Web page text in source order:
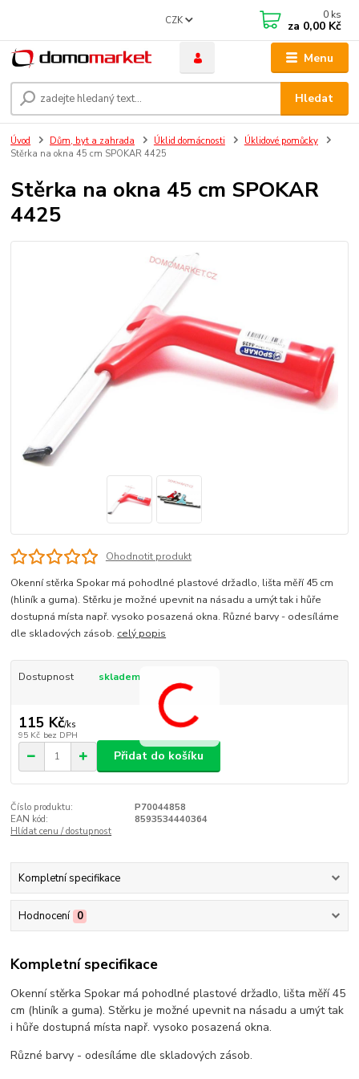
Menu
CZK
Hledat
0 ks
za 0,00 Kč
Úvod Dům, byt a zahrada Úklid domácnosti
Úklidové pomůcky
Stěrka na okna 45 cm SPOKAR 4425
Stěrka na okna 45 cm SPOKAR
4425
Ohodnotit produkt
Okenní stěrka Spokar má pohodlné plastové držadlo, lišta měří 45 cm
(hliník a guma). Stěrku je možné upevnit na násadu a umýt tak i hůře
dostupná místa např. vysoko posazená okna. Různé barvy - odesíláme
dle skladových zásob. celý popis
Dostupnost skladem
115 Kč/ks
95 Kč bez DPH
Přidat do košíku
Číslo produktu:
P70044858
EAN kód:
8593534440364
Hlídat cenu / dostupnost
Kompletní specifikace
Hodnocení 0
Kompletní specifikace
Okenní stěrka Spokar má pohodlné plastové držadlo, lišta měří 45
cm (hliník a guma). Stěrku je možné upevnit na násadu a umýt tak
i hůře dostupná místa např. vysoko posazená okna.
Různé barvy - odesíláme dle skladových zásob.